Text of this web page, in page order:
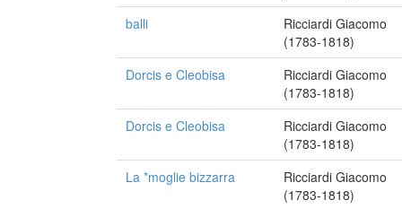
balli
Ricciardi Giacomo
(1783-1818)
Dorcis e Cleobisa
Ricciardi Giacomo
(1783-1818)
Dorcis e Cleobisa
Ricciardi Giacomo
(1783-1818)
La *moglie bizzarra
Ricciardi Giacomo
(1783-1818)